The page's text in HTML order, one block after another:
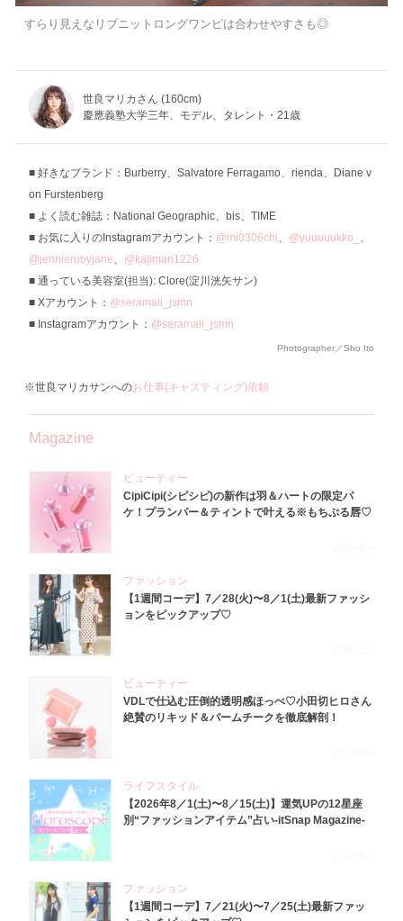
すらり見えなリブニットロングワンピは合わせやすさも◎
世良マリカさん (160cm)
慶應義塾大学三年、モデル、タレント・21歳
好きなブランド：Burberry、Salvatore Ferragamo、rienda、Diane v
on Furstenberg
よく読む雑誌：National Geographic、bis、TIME
お気に入りのInstagramアカウント： @mi0306chi、 @yuuuuukko_ 、
@jennierubyjane、 @kajimari1226
通っている美容室(担当): Clore(淀川洸矢サン)
Xアカウント： @seramali_jsmn
Instagramアカウント： @seramali_jsmn
Photographer／Sho Ito
※世良マリカサンへのお仕事(キャスティング)依頼
Magazine
ビューティー
CipiCipi(シピシピ)の新作は羽＆ハートの限定パ
ケ！プランパー＆ティントで叶える※もちぷる唇♡
ファッション
【1週間コーデ】7／28(火)〜8／1(土)最新ファッシ
ョンをピックアップ♡
ビューティー
VDLで仕込む圧倒的透明感ほっぺ♡小田切ヒロさん
絶賛のリキッド＆バームチークを徹底解剖！
ライフスタイル
【2026年8／1(土)〜8／15(土)】運気UPの12星座
別“ファッションアイテム”占い-itSnap Magazine-
ファッション
【1週間コーデ】7／21(火)〜7／25(土)最新ファッ